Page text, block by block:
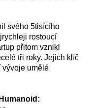
svého 5tisícího
rostoucí
přitom vznikl
tři roky. Jejich klíč
vývoje umělé